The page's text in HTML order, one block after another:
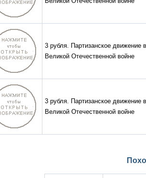
3 рубля. Партизанское движение в
Великой Отечественной войне
3 рубля. Партизанское движение в
Великой Отечественной войне